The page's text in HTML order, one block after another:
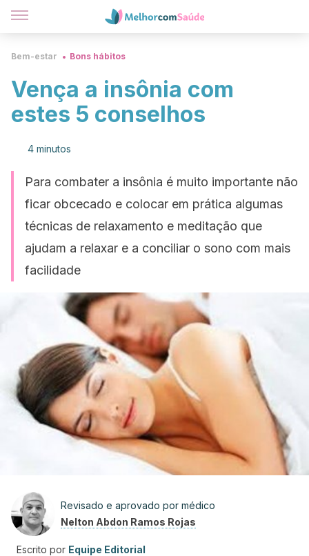
Bem-estar Bons hábitos
Vença a insônia com
estes 5 conselhos
4 minutos
Para combater a insônia é muito importante não
ficar obcecado e colocar em prática algumas
técnicas de relaxamento e meditação que
ajudam a relaxar e a conciliar o sono com mais
facilidade
Revisado e aprovado por médico
Nelton Abdon Ramos Rojas
Escrito por Equipe Editorial